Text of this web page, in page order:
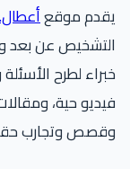
موقع
عن بعد
لطرح الأسئلة
حية، ومقالات
وتجارب